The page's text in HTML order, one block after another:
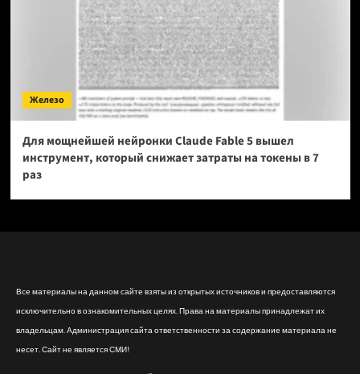
Железо
Для мощнейшей нейронки Claude Fable 5 вышел
инструмент, который снижает затраты на токены в 7
раз
Все материалы на данном сайте взяты из открытых источников и предоставляются
исключительно в ознакомительных целях. Права на материалы принадлежат их
владельцам. Администрация сайта ответственности за содержание материала не
несет. Сайт не является СМИ!